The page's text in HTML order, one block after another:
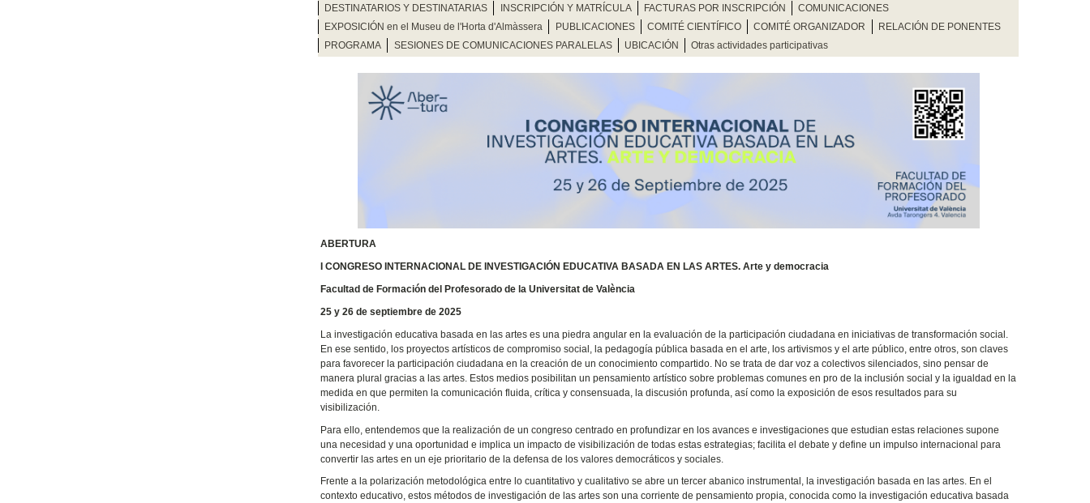
DESTINATARIOS Y DESTINATARIAS
INSCRIPCIÓN Y MATRÍCULA FACTURAS POR INSCRIPCIÓN
COMUNICACIONES
EXPOSICIÓN en el Museu de l'Horta d'Almàssera
PUBLICACIONES COMITÉ CIENTÍFICO COMITÉ ORGANIZADOR
RELACIÓN DE PONENTES
PROGRAMA
SESIONES DE COMUNICACIONES PARALELAS UBICACIÓN Otras actividades participativas
ABERTURA
I CONGRESO INTERNACIONAL DE INVESTIGACIÓN EDUCATIVA BASADA EN LAS ARTES. Arte y democracia
Facultad de Formación del Profesorado de la Universitat de València
25 y 26 de septiembre de 2025
La investigación educativa basada en las artes es una piedra angular en la evaluación de la participación ciudadana en iniciativas de transformación social.
En ese sentido, los proyectos artísticos de compromiso social, la pedagogía pública basada en el arte, los artivismos y el arte público, entre otros, son claves
para favorecer la participación ciudadana en la creación de un conocimiento compartido. No se trata de dar voz a colectivos silenciados, sino pensar de
manera plural gracias a las artes. Estos medios posibilitan un pensamiento artístico sobre problemas comunes en pro de la inclusión social y la igualdad en la
medida en que permiten la comunicación fluida, crítica y consensuada, la discusión profunda, así como la exposición de esos resultados para su
visibilización.
Para ello, entendemos que la realización de un congreso centrado en profundizar en los avances e investigaciones que estudian estas relaciones supone
una necesidad y una oportunidad e implica un impacto de visibilización de todas estas estrategias; facilita el debate y define un impulso internacional para
convertir las artes en un eje prioritario de la defensa de los valores democráticos y sociales.
Frente a la polarización metodológica entre lo cuantitativo y cualitativo se abre un tercer abanico instrumental, la investigación basada en las artes. En el
contexto educativo, estos métodos de investigación de las artes son una corriente de pensamiento propia, conocida como la investigación educativa basada